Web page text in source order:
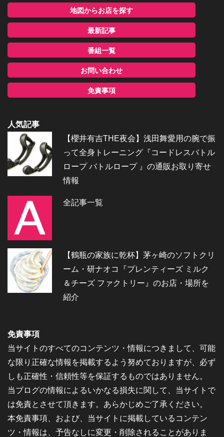
地図からお店を探す
最新記事
番組一覧
お問い合わせ
免責事項
人気記事
【櫻井有吉THE夜会】浅田舞愛用の腕で振
って全身トレーニング『コードレスバトル
ロープ バトルロープ 』の通販お取り寄せ
情報
全記事一覧
【鶴瓶の家族に乾杯】茅ヶ崎のソフトクリ
ーム・研ナオコ『プレンティーズ ミルク
＆チーズ ファクトリー』のお店・場所を
紹介
免責事項
当サイトのすべてのコンテンツ・情報につきまして、可能
な限り正確な情報を掲載するよう努めておりますが、必ず
しも正確性・信頼性等を保証するものではありません。
当ブログの情報によるいかなる損失に関して、当サイトで
は免責とさせて頂きます。あらかじめご了承ください。
本免責事項、および、当サイトに掲載しているコンテン
ツ・情報は、予告なしに変更・削除されることがありま